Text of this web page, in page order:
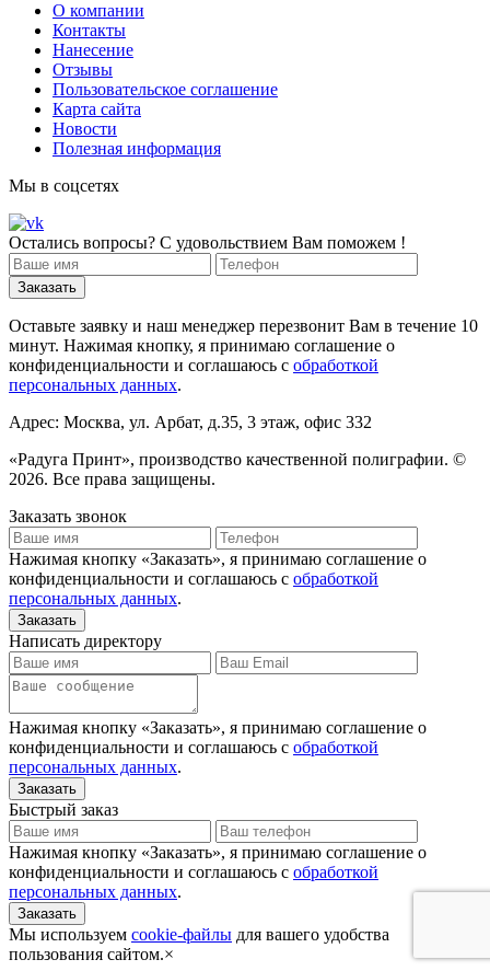
О компании
Контакты
Нанесение
Отзывы
Пользовательское соглашение
Карта сайта
Новости
Полезная информация
Мы в соцсетях
Остались вопросы? С удовольствием Вам поможем !
Оставьте заявку и наш менеджер перезвонит Вам в течение 10
минут. Нажимая кнопку, я принимаю соглашение о
конфиденциальности и соглашаюсь с обработкой
персональных данных.
Адрес: Москва, ул. Арбат, д.35, 3 этаж, офис 332
«Радуга Принт», производство качественной полиграфии. ©
2026. Все права защищены.
Заказать звонок
Нажимая кнопку «Заказать», я принимаю соглашение о
конфиденциальности и соглашаюсь с обработкой
персональных данных.
Написать директору
Нажимая кнопку «Заказать», я принимаю соглашение о
конфиденциальности и соглашаюсь с обработкой
персональных данных.
Быстрый заказ
Нажимая кнопку «Заказать», я принимаю соглашение о
конфиденциальности и соглашаюсь с обработкой
персональных данных.
Мы используем cookie-файлы для вашего удобства
пользования сайтом.×